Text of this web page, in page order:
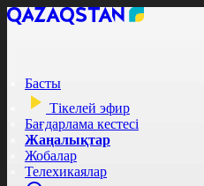
Басты
Тікелей эфир
Бағдарлама кестесі
Жаңалықтар
Жобалар
Телехикаялар